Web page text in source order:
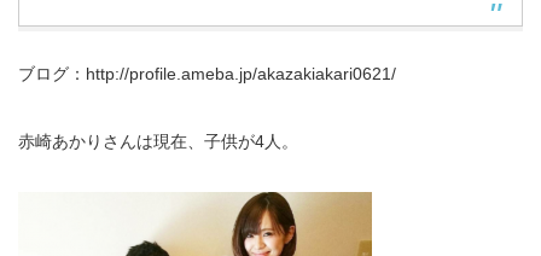
ブログ：http://profile.ameba.jp/akazakiakari0621/
赤崎あかりさんは現在、子供が4人。